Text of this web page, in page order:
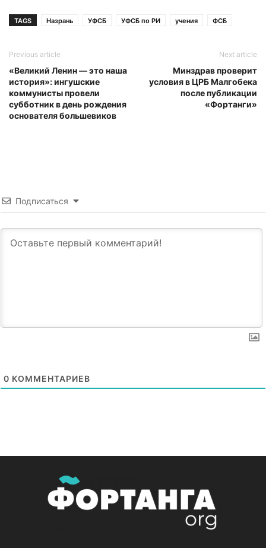
TAGS Назрань УФСБ УФСБ по РИ учения ФСБ
Previous article
«Великий Ленин — это наша
история»: ингушские
коммунисты провели
субботник в день рождения
основателя большевиков
Next article
Минздрав проверит
условия в ЦРБ Малгобека
после публикации
«Фортанги»
Подписаться
0 КОММЕНТАРИЕВ